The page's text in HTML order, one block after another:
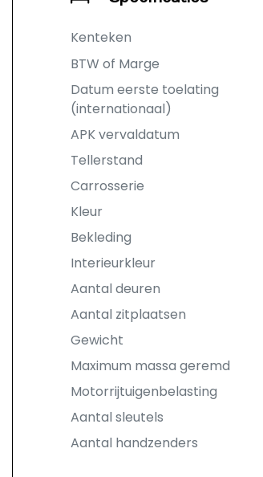
Kenteken
BTW of Marge
Datum eerste toelating
(internationaal)
APK vervaldatum
Tellerstand
Carrosserie
Kleur
Bekleding
Interieurkleur
Aantal deuren
Aantal zitplaatsen
Gewicht
Maximum massa geremd
Motorrijtuigenbelasting
Aantal sleutels
Aantal handzenders